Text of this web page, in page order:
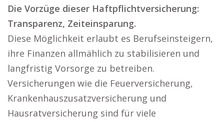
Die Vorzüge dieser Haftpflichtversicherung:
Transparenz, Zeiteinsparung.
Diese Möglichkeit erlaubt es Berufseinsteigern,
ihre Finanzen allmählich zu stabilisieren und
langfristig Vorsorge zu betreiben.
Versicherungen wie die Feuerversicherung,
Krankenhauszusatzversicherung und
Hausratversicherung sind für viele